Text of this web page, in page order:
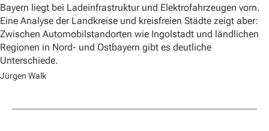
Bayern liegt bei Ladeinfrastruktur und Elektrofahrzeugen vorn.
Eine Analyse der Landkreise und kreisfreien Städte zeigt aber:
Zwischen Automobilstandorten wie Ingolstadt und ländlichen
Regionen in Nord- und Ostbayern gibt es deutliche
Unterschiede.
Jürgen Walk